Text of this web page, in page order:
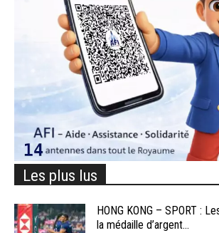
Les plus lus
HONG KONG – SPORT :
la médaille d’argent...